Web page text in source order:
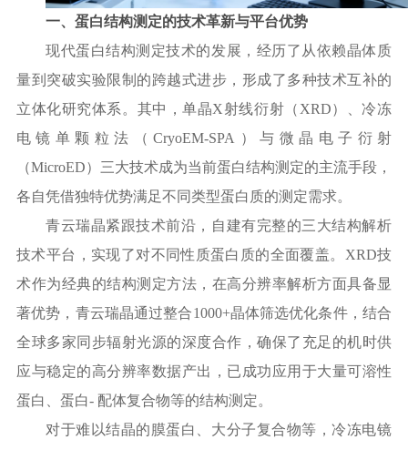
一、蛋白结构测定的技术革新与平台优势
现代蛋白结构测定技术的发展，经历了从依赖晶体质
量到突破实验限制的跨越式进步，形成了多种技术互补的
立体化研究体系。其中，单晶X射线衍射（XRD）、冷冻
电镜单颗粒法（CryoEM-SPA）与微晶电子衍射
（MicroED）三大技术成为当前蛋白结构测定的主流手段，
各自凭借独特优势满足不同类型蛋白质的测定需求。
青云瑞晶紧跟技术前沿，自建有完整的三大结构解析
技术平台，实现了对不同性质蛋白质的全面覆盖。 XRD技
术作为经典的结构测定方法，在高分辨率解析方面具备显
著优势，青云瑞晶通过整合1000+晶体筛选优化条件，结合
全球多家同步辐射光源的深度合作，确保了充足的机时供
应与稳定的高分辨率数据产出，已成功应用于大量可溶性
蛋白、蛋白- 配体复合物等的结构测定。
对于难以结晶的膜蛋白、大分子复合物等，冷冻电镜